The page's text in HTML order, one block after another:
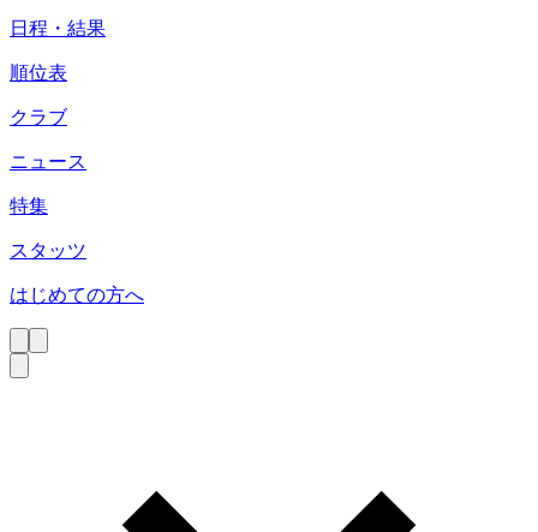
日程・結果
順位表
クラブ
ニュース
特集
スタッツ
はじめての方へ